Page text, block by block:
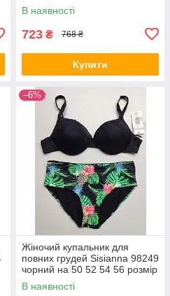
В наявності
723 ₴ 768 ₴
Купити
–6%
Жіночий купальник для
повних грудей Sisianna 98249
чорний на 50 52 54 56 розмір
В наявності